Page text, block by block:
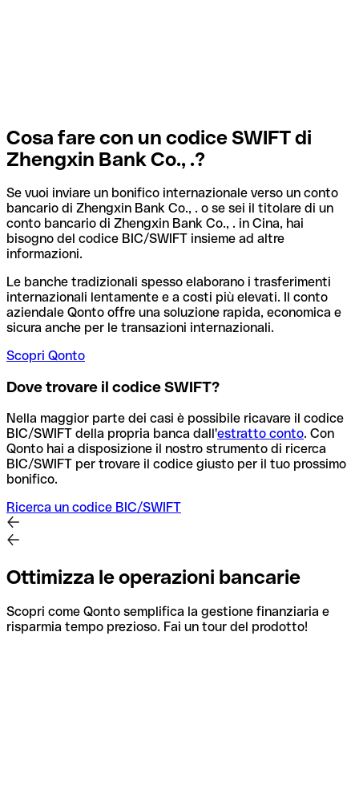
Cosa fare con un codice SWIFT di
Zhengxin Bank Co., .?
Se vuoi inviare un bonifico internazionale verso un conto
bancario di Zhengxin Bank Co., . o se sei il titolare di un
conto bancario di Zhengxin Bank Co., . in Cina, hai
bisogno del codice BIC/SWIFT insieme ad altre
informazioni.
Le banche tradizionali spesso elaborano i trasferimenti
internazionali lentamente e a costi più elevati. Il conto
aziendale Qonto offre una soluzione rapida, economica e
sicura anche per le transazioni internazionali.
Scopri Qonto
Dove trovare il codice SWIFT?
Nella maggior parte dei casi è possibile ricavare il codice
BIC/SWIFT della propria banca dall'estratto conto. Con
Qonto hai a disposizione il nostro strumento di ricerca
BIC/SWIFT per trovare il codice giusto per il tuo prossimo
bonifico.
Ricerca un codice BIC/SWIFT
Ottimizza le operazioni bancarie
Scopri come Qonto semplifica la gestione finanziaria e
risparmia tempo prezioso. Fai un tour del prodotto!